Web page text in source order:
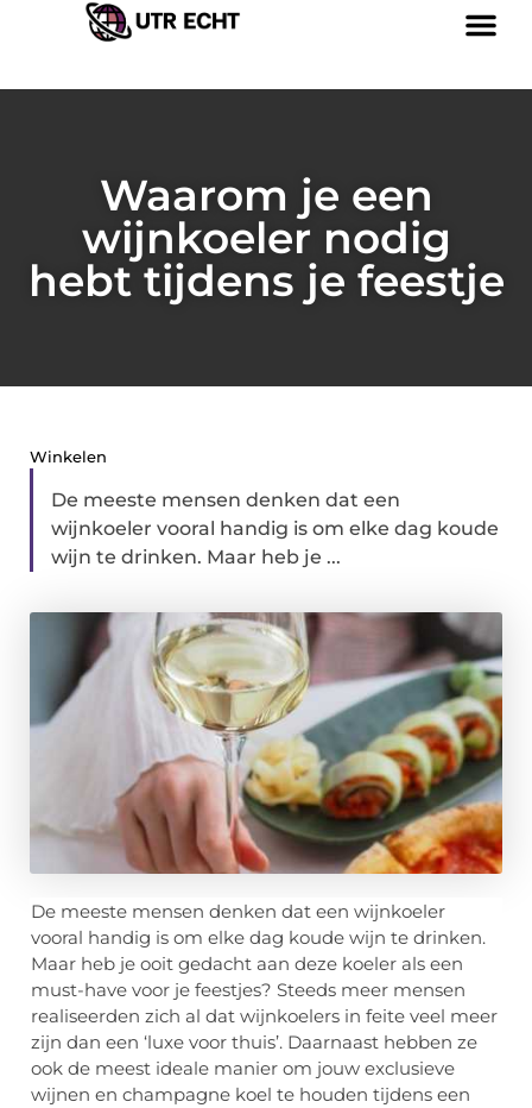
Waarom je een
wijnkoeler nodig
hebt tijdens je feestje
Winkelen
De meeste mensen denken dat een
wijnkoeler vooral handig is om elke dag koude
wijn te drinken. Maar heb je ...
De meeste mensen denken dat een wijnkoeler
vooral handig is om elke dag koude wijn te drinken.
Maar heb je ooit gedacht aan deze koeler als een
must-have voor je feestjes? Steeds meer mensen
realiseerden zich al dat wijnkoelers in feite veel meer
zijn dan een ‘luxe voor thuis’. Daarnaast hebben ze
ook de meest ideale manier om jouw exclusieve
wijnen en champagne koel te houden tijdens een